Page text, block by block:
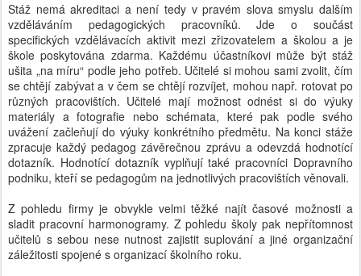
Stáž nemá akreditaci a není tedy v pravém slova smyslu dalším
vzděláváním pedagogických pracovníků. Jde o součást
specifických vzdělávacích aktivit mezi zřizovatelem a školou a je
škole poskytována zdarma. Každému účastníkovi může být stáž
ušita „na míru“ podle jeho potřeb. Učitelé si mohou sami zvolit, čím
se chtějí zabývat a v čem se chtějí rozvíjet, mohou např. rotovat po
různých pracovištích. Učitelé mají možnost odnést si do výuky
materiály a fotografie nebo schémata, které pak podle svého
uvážení začleňují do výuky konkrétního předmětu. Na konci stáže
zpracuje každý pedagog závěrečnou zprávu a odevzdá hodnotící
dotazník. Hodnotící dotazník vyplňují také pracovníci Dopravního
podniku, kteří se pedagogům na jednotlivých pracovištích věnovali.
Z pohledu firmy je obvykle velmi těžké najít časové možnosti a
sladit pracovní harmonogramy. Z pohledu školy pak nepřítomnost
učitelů s sebou nese nutnost zajistit suplování a jiné organizační
záležitosti spojené s organizací školního roku.